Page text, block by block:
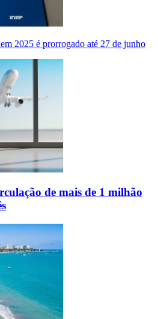
2025 é prorrogado até 27 de junho
de mais de 1 milhão